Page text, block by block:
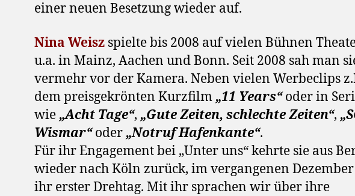
einer neuen Besetzung wieder auf.
Nina Weisz spielte bis 2008 auf vielen Bühnen
u.a. in Mainz, Aachen und Bonn. Seit 2008 sah man
vermehr vor der Kamera. Neben vielen Werbeclips
dem preisgekrönten Kurzfilm „11 Years“ oder in
wie „Acht Tage“, „Gute Zeiten, schlechte Zeiten“,
Wismar“oder „Notruf Hafenkante“.
Für ihr Engagement bei „Unter uns“ kehrte sie aus
wieder nach Köln zurück, im vergangenen
ihr erster Drehtag. Mit ihr sprachen wir über ihre